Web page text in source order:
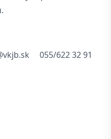
055/622 32 91